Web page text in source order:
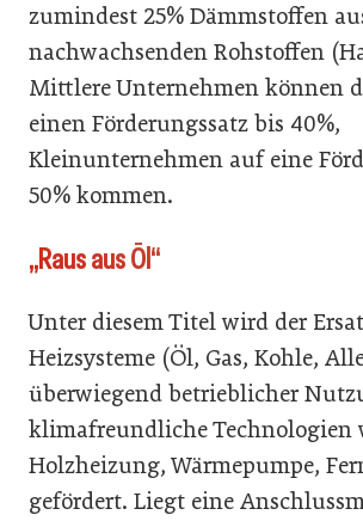
zumindest 25% Dämmstoffen
nachwachsenden Rohstoffen
Mittlere Unternehmen können
einen Förderungssatz bis 40%,
Kleinunternehmen auf eine
50% kommen.
„Raus aus Öl“
Unter diesem Titel wird der
Heizsysteme (Öl, Gas, Kohle,
überwiegend betrieblicher
klimafreundliche Technologien
Holzheizung, Wärmepumpe,
gefördert. Liegt eine